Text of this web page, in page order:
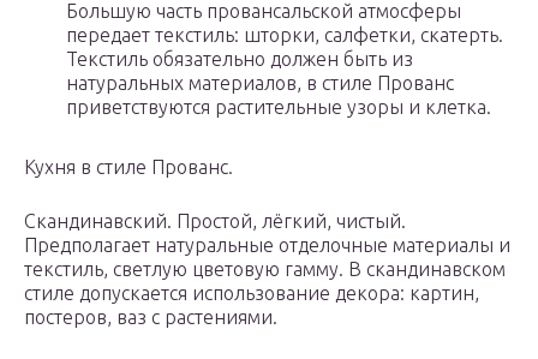
Большую часть провансальской атмосферы
передает текстиль: шторки, салфетки, скатерть.
Текстиль обязательно должен быть из
натуральных материалов, в стиле Прованс
приветствуются растительные узоры и клетка.
Кухня в стиле Прованс.
Скандинавский. Простой, лёгкий, чистый.
Предполагает натуральные отделочные материалы и
текстиль, светлую цветовую гамму. В скандинавском
стиле допускается использование декора: картин,
постеров, ваз с растениями.